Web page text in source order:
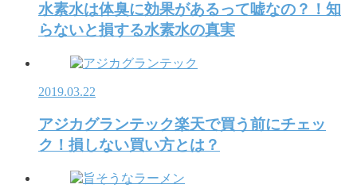
水素水は体臭に効果があるって嘘なの？！知
らないと損する水素水の真実
2019.03.22
アジカグランテック楽天で買う前にチェッ
ク！損しない買い方とは？